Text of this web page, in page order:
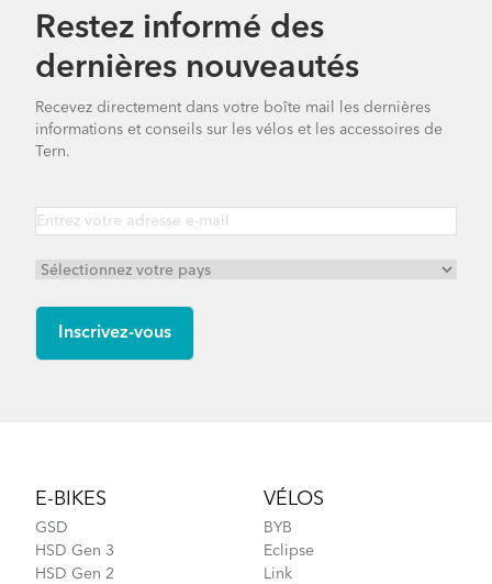
Restez informé des
dernières nouveautés
Recevez directement dans votre boîte mail les dernières
informations et conseils sur les vélos et les accessoires de
Tern.
E-BIKES
GSD
HSD Gen 3
HSD Gen 2
VÉLOS
BYB
Eclipse
Link